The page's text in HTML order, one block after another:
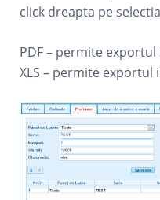
click dreapta pe
PDF – permite
XLS – permite